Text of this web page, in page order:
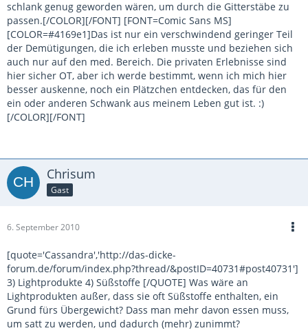
schlank genug geworden wären, um durch die Gitterstäbe zu
passen.[/COLOR][/FONT] [FONT=Comic Sans MS]
[COLOR=#4169e1]Das ist nur ein verschwindend geringer Teil
der Demütigungen, die ich erleben musste und beziehen sich
auch nur auf den med. Bereich. Die privaten Erlebnisse sind
hier sicher OT, aber ich werde bestimmt, wenn ich mich hier
besser auskenne, noch ein Plätzchen entdecken, das für den
ein oder anderen Schwank aus meinem Leben gut ist. :)
[/COLOR][/FONT]
Chrisum
Gast
6. September 2010
[quote='Cassandra','http://das-dicke-
forum.de/forum/index.php?thread/&postID=40731#post40731']
3) Lightprodukte 4) Süßstoffe [/QUOTE] Was wäre an
Lightprodukten außer, dass sie oft Süßstoffe enthalten, ein
Grund fürs Übergewicht? Dass man mehr davon essen muss,
um satt zu werden, und dadurch (mehr) zunimmt?